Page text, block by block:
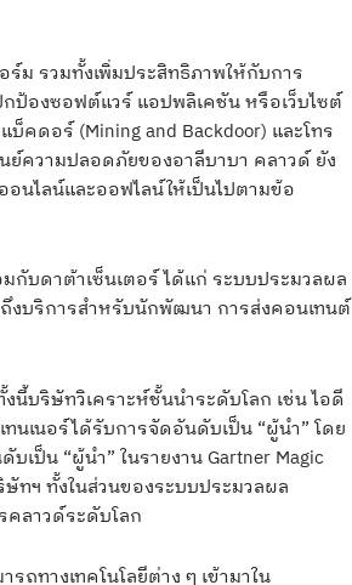
ม รวมทั้งเพิ่มประสิทธิภาพให้กับการ
ป้องซอฟต์แวร์ แอปพลิเคชัน หรือเว็บไซต์
คดอร์ (Mining and Backdoor) และโทร
ความปลอดภัยของอาลีบาบา คลาวด์ ยัง
นไลน์และออฟไลน์ให้เป็นไปตามข้อ
บดาต้าเซ็นเตอร์ ได้แก่ ระบบประมวลผล
ถึงบริการสำหรับนักพัฒนา การส่งคอนเทนต์
บริษัทวิเคราะห์ชั้นนำระดับโลก เช่น ไอดี
เนอร์ได้รับการจัดอันดับเป็น “ผู้นำ” โดย
ป็น “ผู้นำ” ในรายงาน Gartner Magic
ทฯ ทั้งในส่วนของระบบประมวลผล
คลาวด์ระดับโลก
ถทางเทคโนโลยีต่าง ๆ เข้ามาใน